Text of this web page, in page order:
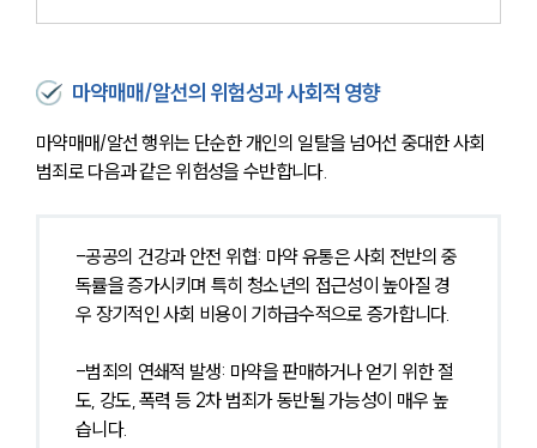
마약매매/알선의 위험성과 사회적 영향
마약매매/알선 행위는 단순한 개인의 일탈을 넘어선 중대한 사회
범죄로 다음과 같은 위험성을 수반합니다.
-공공의 건강과 안전 위협: 마약 유통은 사회 전반의 중
독률을 증가시키며 특히 청소년의 접근성이 높아질 경
우 장기적인 사회 비용이 기하급수적으로 증가합니다.
-범죄의 연쇄적 발생: 마약을 판매하거나 얻기 위한 절
도, 강도, 폭력 등 2차 범죄가 동반될 가능성이 매우 높
습니다.